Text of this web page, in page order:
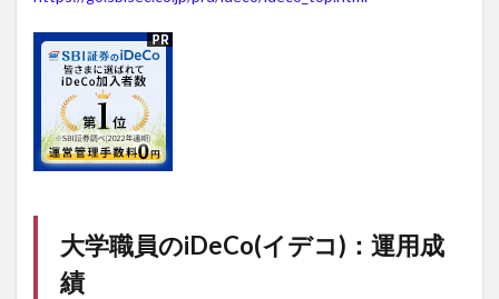
大学職員のiDeCo(イデコ) ：運用成
績